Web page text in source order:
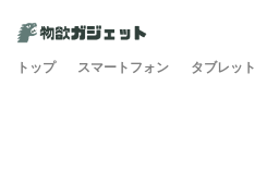
トップ スマートフォン タブレット